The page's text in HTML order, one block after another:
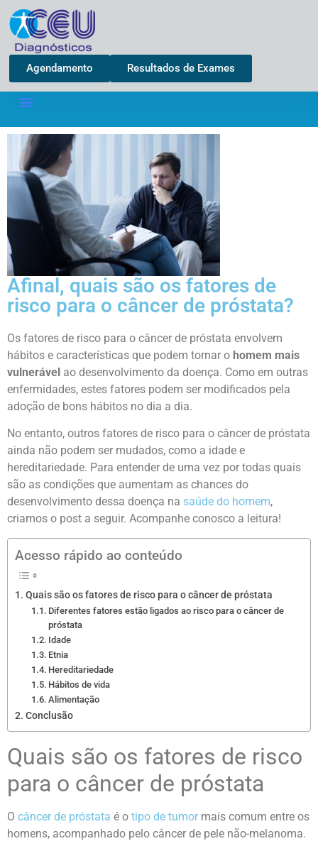
Agendamento Resultados de Exames
Afinal, quais são os fatores de
risco para o câncer de próstata?
Os fatores de risco para o câncer de próstata envolvem
hábitos e características que podem tornar o homem mais
vulnerável ao desenvolvimento da doença. Como em outras
enfermidades, estes fatores podem ser modificados pela
adoção de bons hábitos no dia a dia.
No entanto, outros fatores de risco para o câncer de próstata
ainda não podem ser mudados, como a idade e
hereditariedade. Para entender de uma vez por todas quais
são as condições que aumentam as chances do
desenvolvimento dessa doença na saúde do homem,
criamos o post a seguir. Acompanhe conosco a leitura!
Acesso rápido ao conteúdo
Quais são os fatores de risco para o câncer de próstata
Diferentes fatores estão ligados ao risco para o câncer de
próstata
Idade
Etnia
Hereditariedade
Hábitos de vida
Alimentação
Conclusão
Quais são os fatores de risco
para o câncer de próstata
O câncer de próstata é o tipo de tumormais comum entre os
homens, acompanhado pelo câncer de pele não-melanoma.